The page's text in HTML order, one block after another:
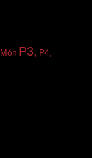
Món P3, P4,